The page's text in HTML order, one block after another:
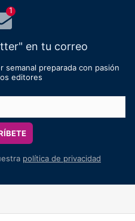
1
en tu correo
preparada con pasión
editores
política de privacidad